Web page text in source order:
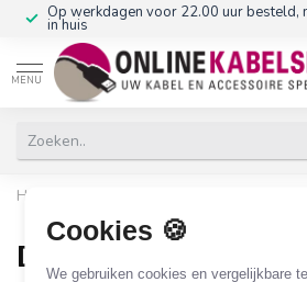
Cookies 🍪
We gebruiken cookies en vergelijkbare
Op werkdagen voor 22.00 uur besteld,
in huis
MENU
Home
DC connector 5,5 x 2,5 mm
DC connector 5,5 x